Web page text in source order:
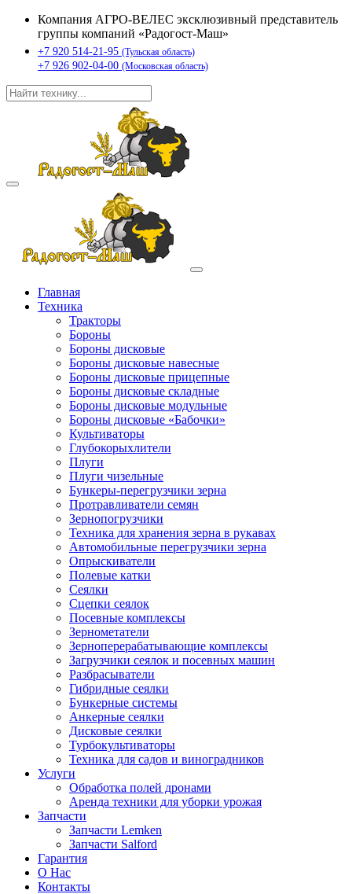
Компания АГРО-ВЕЛЕС эксклюзивный представитель
группы компаний «Радогост-Маш»
+7 920 514-21-95 (Тульская область)
+7 926 902-04-00 (Московская область)
Главная
Техника
Тракторы
Бороны
Бороны дисковые
Бороны дисковые навесные
Бороны дисковые прицепные
Бороны дисковые складные
Бороны дисковые модульные
Бороны дисковые «Бабочки»
Культиваторы
Глубокорыхлители
Плуги
Плуги чизельные
Бункеры-перегрузчики зерна
Протравливатели семян
Зернопогрузчики
Техника для хранения зерна в рукавах
Автомобильные перегрузчики зерна
Опрыскиватели
Полевые катки
Сеялки
Сцепки сеялок
Посевные комплексы
Зернометатели
Зерноперерабатывающие комплексы
Загрузчики сеялок и посевных машин
Разбрасыватели
Гибридные сеялки
Бункерные системы
Анкерные сеялки
Дисковые сеялки
Турбокультиваторы
Техника для садов и виноградников
Услуги
Обработка полей дронами
Аренда техники для уборки урожая
Запчасти
Запчасти Lemken
Запчасти Salford
Гарантия
О Нас
Контакты